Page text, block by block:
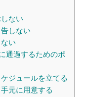
ない
しない
い
通過するためのポ
ジュールを立てる
元に用意する